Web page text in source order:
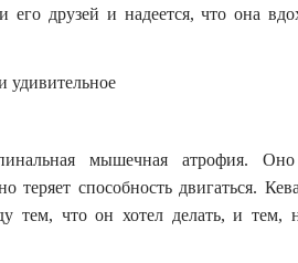
его друзей и надеется, что она
мышечная атрофия.
способность двигаться.
тем, что он хотел делать, и тем,